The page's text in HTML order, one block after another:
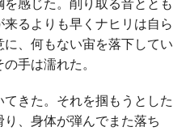
るよりも早くナヒリは自ら
、何もない宙を落下してい
手は濡れた。
きた。それを掴もうとした
、身体が弾んでまた落ち